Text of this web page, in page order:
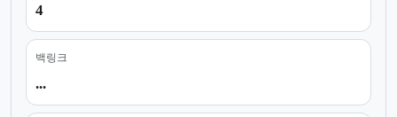
4
백링크
...